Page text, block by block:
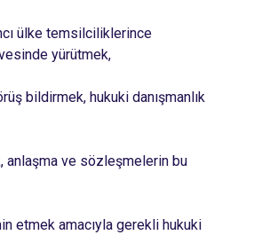
ülke temsilciliklerince
yürütmek,
bildirmek, hukuki danışmanlık
anlaşma ve sözleşmelerin bu
etmek amacıyla gerekli hukuki